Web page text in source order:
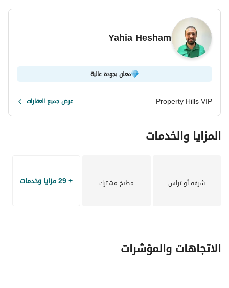
أكتوبر بلازا
Yahia Hesham
معلن بجودة عالية
Property Hills VIP عرض جميع العقارات
المزايا والخدمات
شرفة أو تراس مطبخ مشترك + 29 مزايا وخدمات
الاتجاهات والمؤشرات